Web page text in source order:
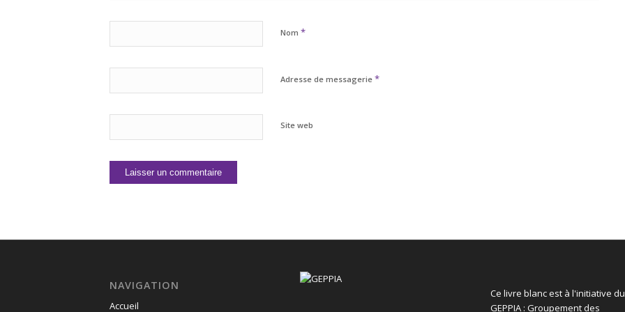
Nom *
Adresse de messagerie *
Site web
NAVIGATION
Accueil
Ce livre blanc est à l'initiative du
GEPPIA : Groupement des